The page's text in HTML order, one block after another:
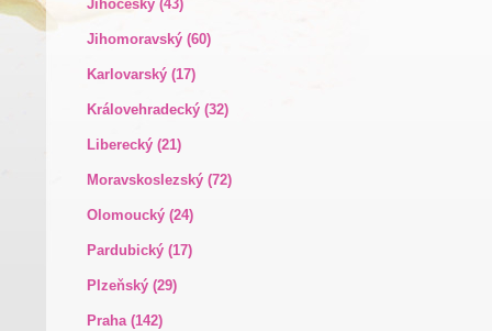
Jihočeský (43)
Jihomoravský (60)
Karlovarský (17)
Královehradecký (32)
Liberecký (21)
Moravskoslezský (72)
Olomoucký (24)
Pardubický (17)
Plzeňský (29)
Praha (142)